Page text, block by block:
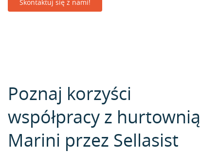
Skontaktuj się z nami!
Poznaj korzyści
współpracy z hurtownią
Marini przez Sellasist